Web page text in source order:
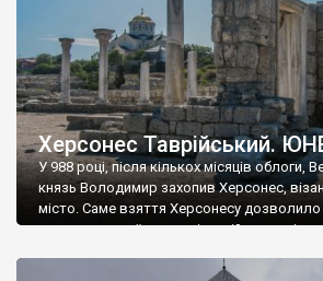
Херсонес Таврійський.
У 988 році, після кількох місяців облоги,
князь Володимир захопив Херсонес,
місто. Саме взяття Херсонесу
диктувати свої умови візантійському
Херсонесі Володимир-язичник, став